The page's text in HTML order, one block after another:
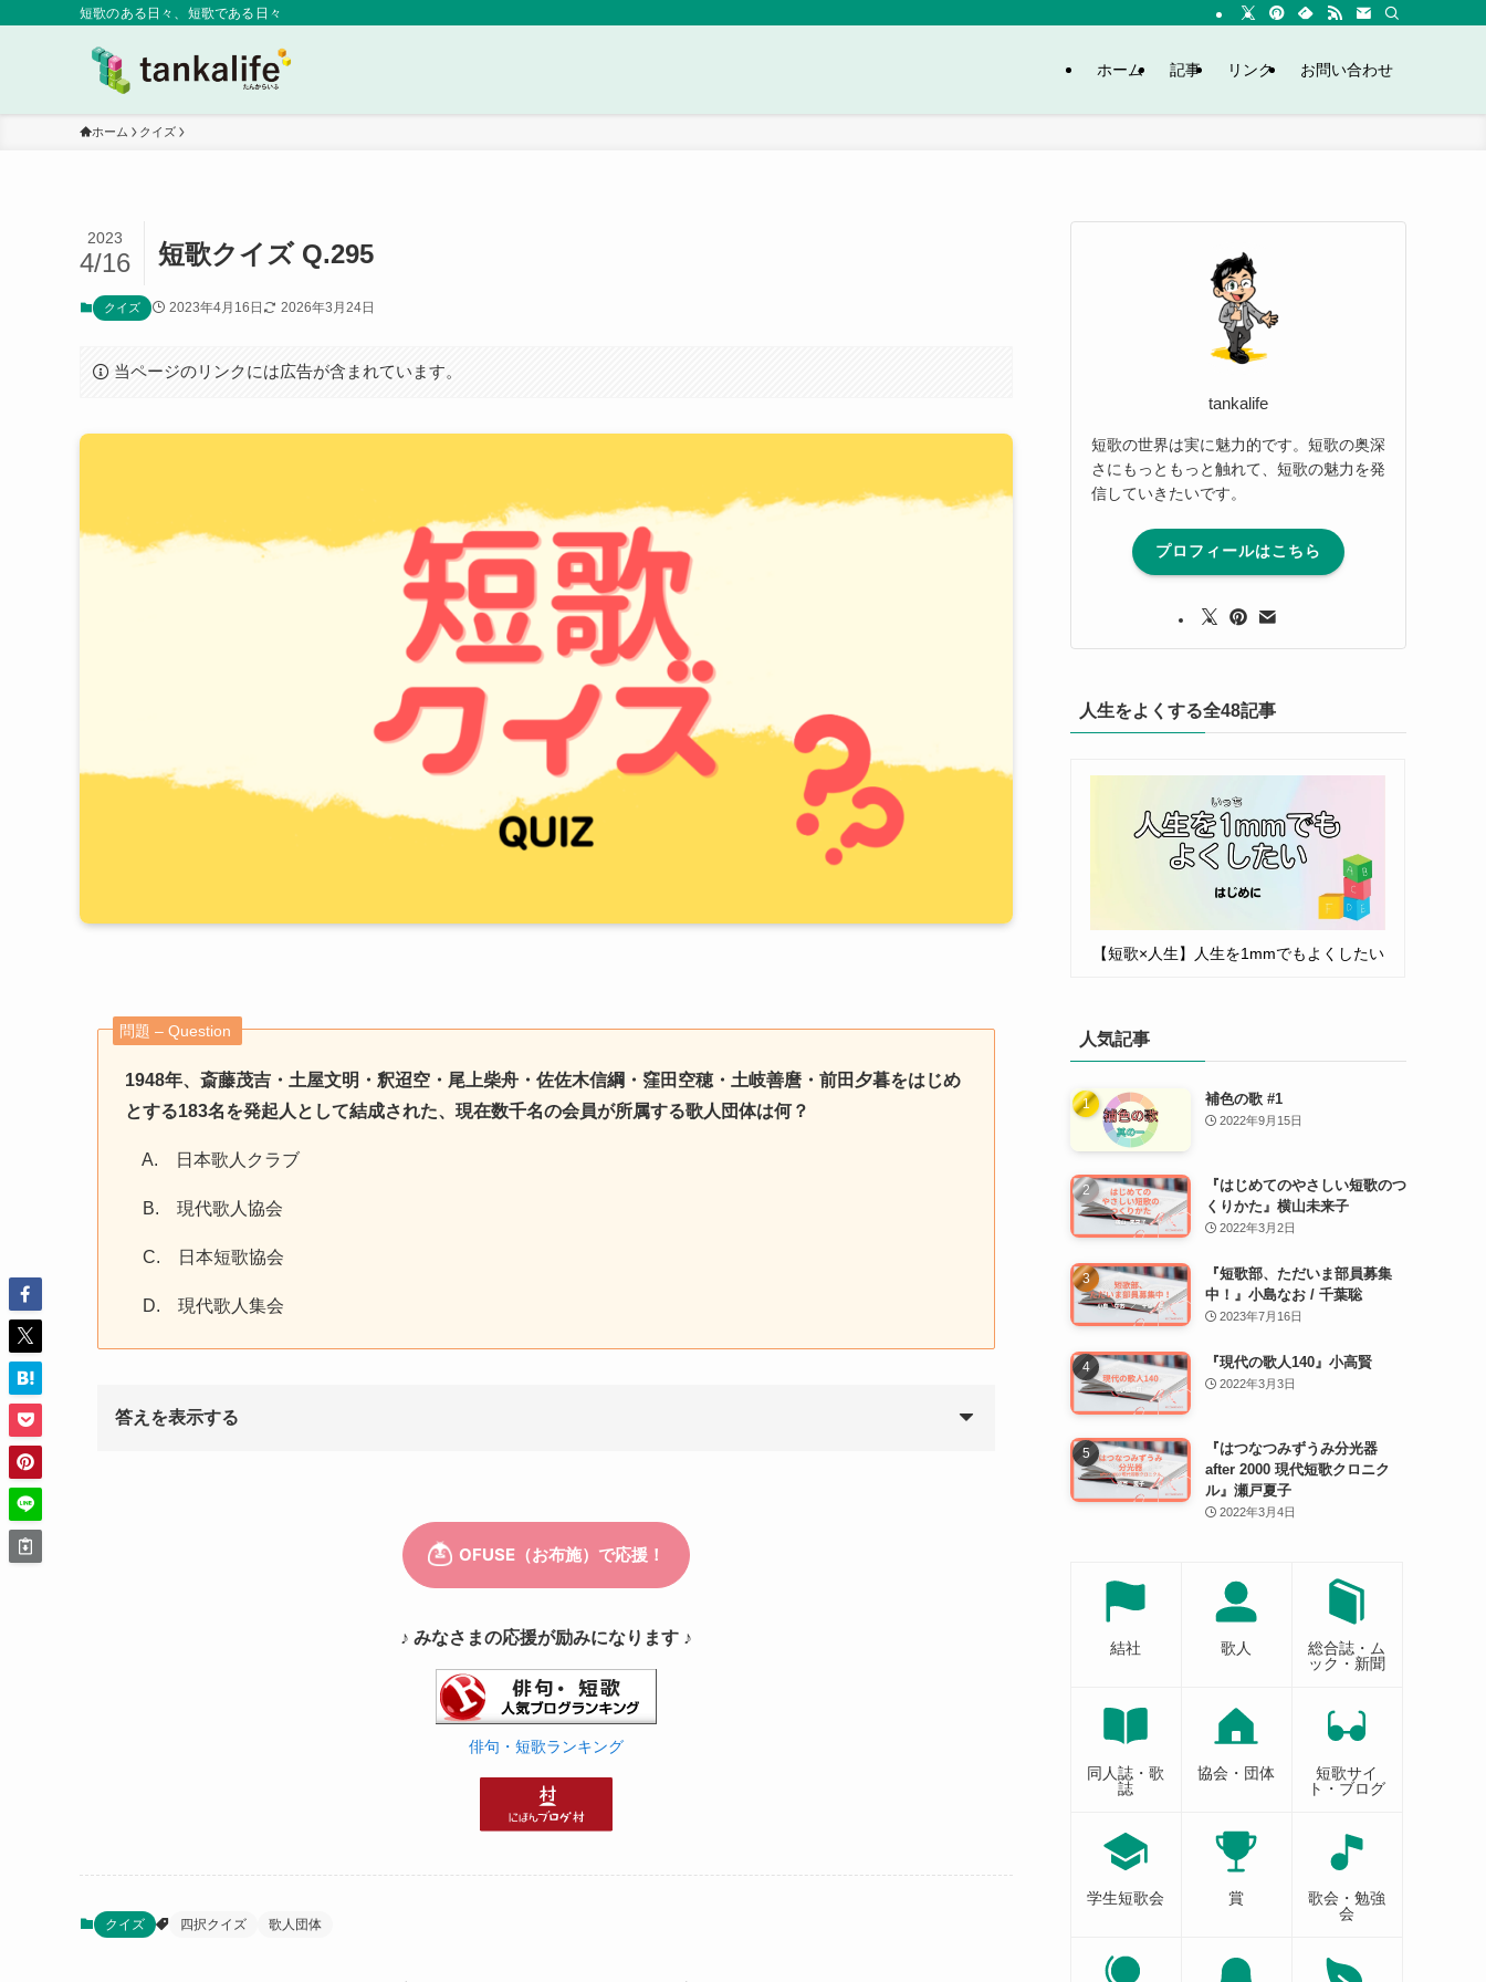
短歌のある日々、短歌である日々
ホーム 記事 リンク お問い合わせ
ホーム クイズ
短歌クイズ Q.295
2023
4/16
クイズ 2023年4月16日 2026年3月24日
当ページのリンクには広告が含まれています。
問題 – Question
1948年、斎藤茂吉・土屋文明・釈迢空・尾上柴舟・佐佐木信綱・窪田空穂・土岐善麿・前田夕暮をはじめ
とする183名を発起人として結成された、現在数千名の会員が所属する歌人団体は何？
A. 日本歌人クラブ
B. 現代歌人協会
C. 日本短歌協会
D. 現代歌人集会
答えを表示する
♪ みなさまの応援が励みになります ♪
俳句・短歌ランキング
クイズ 四択クイズ 歌人団体
tankalife
短歌の世界は実に魅力的です。短歌の奥深
さにもっともっと触れて、短歌の魅力を発
信していきたいです。
プロフィールはこちら
人生をよくする全48記事
【短歌×人生】人生を1mmでもよくしたい
人気記事
補色の歌 #1
2022年9月15日
『はじめてのやさしい短歌のつ
くりかた』横山未来子
2022年3月2日
『短歌部、ただいま部員募集
中！』小島なお / 千葉聡
2023年7月16日
『現代の歌人140』小高賢
2022年3月3日
『はつなつみずうみ分光器
after 2000 現代短歌クロニク
ル』瀬戸夏子
2022年3月4日
結社 歌人
総合誌・ム
ック・新聞
同人誌・歌
誌
協会・団体
短歌サイ
ト・ブログ
学生短歌会 賞
歌会・勉強
会